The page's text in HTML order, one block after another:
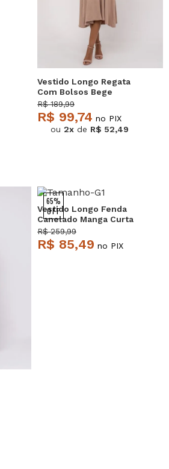
Vestido Longo Regata
Com Bolsos Bege
Salvatore
R$ 189,99
R$ 99,74 no PIX
ou 2x de R$ 52,49
65%
OFF
Vestido Longo Fenda
Canelado Manga Curta
Bege Salvatore
R$ 259,99
R$ 85,49 no PIX